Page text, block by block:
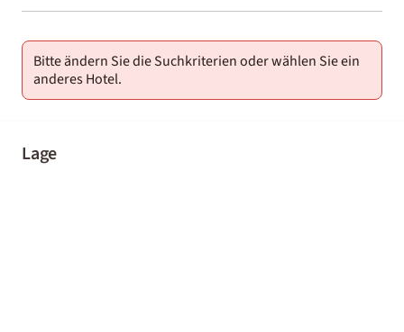
01-02
Bitte ändern Sie die Suchkriterien oder wählen Sie ein
anderes Hotel.
Lage